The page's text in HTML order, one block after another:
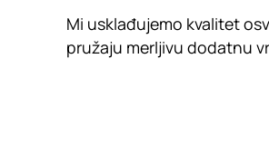
Mi usklađujemo kvalitet
pružaju merljivu dodatnu